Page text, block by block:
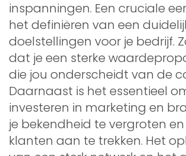
inspanningen. Een cruciale
het definiëren van een
doelstellingen voor je bedrijf.
dat je een sterke
die jou onderscheidt van de
Daarnaast is het essentieel
investeren in marketing en
je bekendheid te vergroten
klanten aan te trekken. Het